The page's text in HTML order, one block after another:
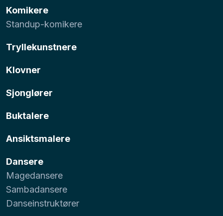
Komikere
Standup-komikere
Tryllekunstnere
Klovner
Sjonglører
Buktalere
Ansiktsmalere
Dansere
Magedansere
Sambadansere
Danseinstruktører